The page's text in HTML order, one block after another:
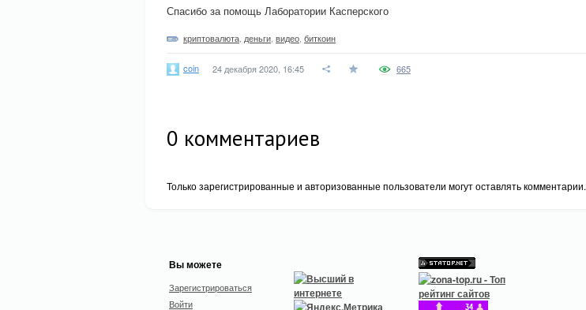
Спасибо за помощь Лаборатории Касперского
криптовалюта деньги видео биткоин
coin 24 декабря 2020, 16:45 665
0 комментариев
Только зарегистрированные и авторизованные пользователи могут оставлять комментарии.
Вы можете
Зарегистрироваться
Войти